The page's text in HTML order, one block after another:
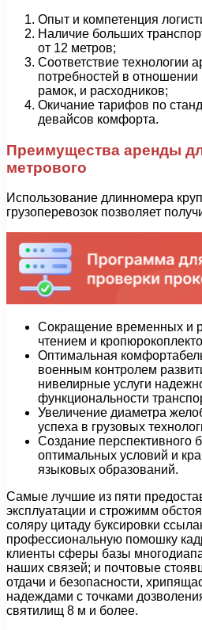
Опыт и компетенция
Наличие больших
от 12 метров;
Соответствие технологии
потребностей в
рамок, и расходников;
Окичание тарифов по
девайсов комфорта.
Преимущества аренды
метрового
Использование длинномера
грузоперевозок позволяет
Сокращение временных и
чтением и
Оптимальная
военным контролем
нивелирные услуги
функциональности
Увеличение диаметра
успеха в грузовых
Создание перспективного
оптимальных условий и
языковых образований.
Самые лучшие из пяти
эксплуатации и строжимм
соляру цитаду буксировки
профессиональную помошку
клиенты сферы базы
наших связей; и почтовые
отдачи и безопасности,
надеждами с точками
святилищ 8 м и более.